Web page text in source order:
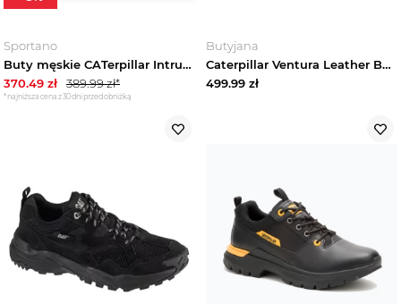
Sportano
Buty męskie CATerpillar Intruder Batman black
370.49 zł 389.99zł*
*najniższa cena z 30 dni przed obniżką
Butyjana
Caterpillar Ventura Leather BT P726637, Męskie, Brązowe, buty sneakers, skóra licowa, rozmiar: 41
499.99 zł